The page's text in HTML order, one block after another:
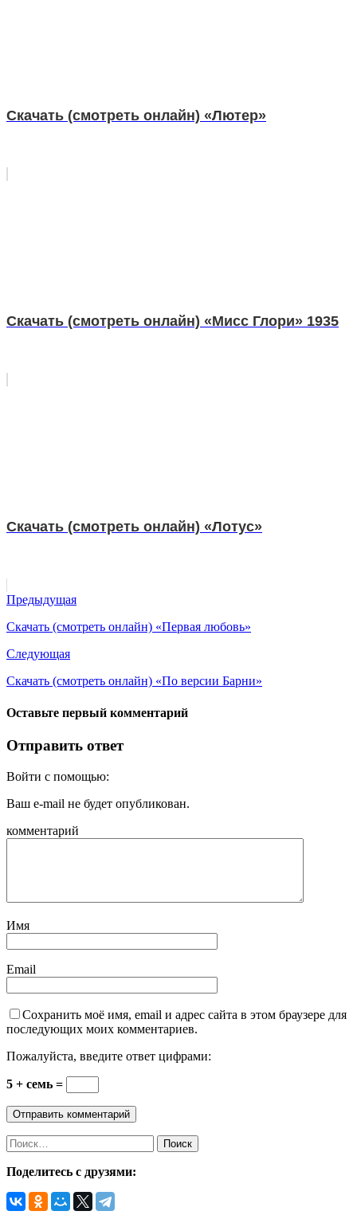
Скачать (смотреть онлайн) «Лютер»
Скачать (смотреть онлайн) «Мисс Глори» 1935
Скачать (смотреть онлайн) «Лотус»
Предыдущая
Скачать (смотреть онлайн) «Первая любовь»
Следующая
Скачать (смотреть онлайн) «По версии Барни»
Оставьте первый комментарий
Отправить ответ
Войти с помощью:
Ваш e-mail не будет опубликован.
комментарий
Имя
Email
Сохранить моё имя, email и адрес сайта в этом браузере для
последующих моих комментариев.
Пожалуйста, введите ответ цифрами:
5 + семь =
Найти:
Поделитесь с друзями: